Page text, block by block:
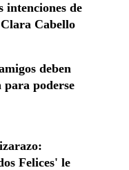
intenciones de
Cabello
deben
para poderse
Felices' le